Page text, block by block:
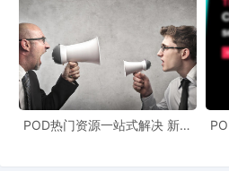
POD热门资源一站式解决 新手